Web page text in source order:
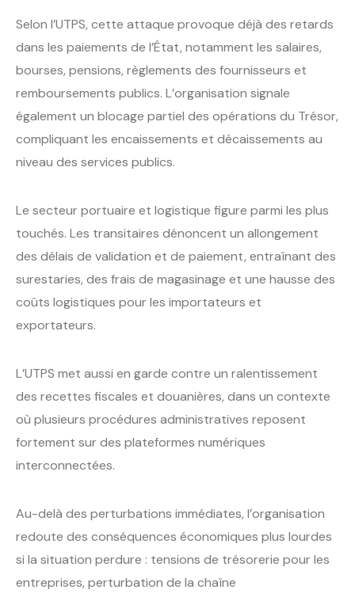
Selon l’UTPS, cette attaque provoque déjà des retards
dans les paiements de l’État, notamment les salaires,
bourses, pensions, règlements des fournisseurs et
remboursements publics. L’organisation signale
également un blocage partiel des opérations du Trésor,
compliquant les encaissements et décaissements au
niveau des services publics.
Le secteur portuaire et logistique figure parmi les plus
touchés. Les transitaires dénoncent un allongement
des délais de validation et de paiement, entraînant des
surestaries, des frais de magasinage et une hausse des
coûts logistiques pour les importateurs et
exportateurs.
L’UTPS met aussi en garde contre un ralentissement
des recettes fiscales et douanières, dans un contexte
où plusieurs procédures administratives reposent
fortement sur des plateformes numériques
interconnectées.
Au-delà des perturbations immédiates, l’organisation
redoute des conséquences économiques plus lourdes
si la situation perdure : tensions de trésorerie pour les
entreprises, perturbation de la chaîne